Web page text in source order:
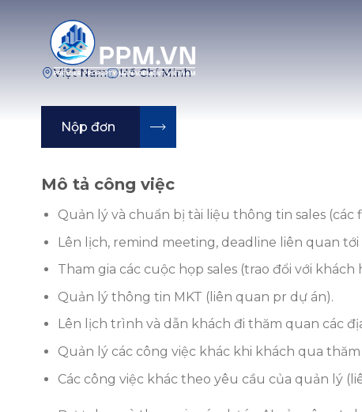
Việt Nam Hồ Chí Minh
Nộp đơn
Mô tả công việc
Quản lý và chuẩn bị tài liệu thông tin sales
Lên lịch, remind meeting, deadline liên quan tới
Tham gia các cuộc họp sales (trao đổi với
Quản lý thông tin MKT (liên quan pr dự án).
Lên lịch trình và dẫn khách đi thăm quan các
Quản lý các công việc khác khi khách qua
Các công việc khác theo yêu cầu của quản lý